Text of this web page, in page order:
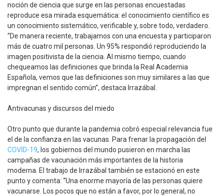
noción de ciencia que surge en las personas encuestadas
reproduce esa mirada esquemática: el conocimiento científico es
un conocimiento sistemático, verificable y, sobre todo, verdadero.
“De manera reciente, trabajamos con una encuesta y participaron
más de cuatro mil personas. Un 95% respondió reproduciendo la
imagen positivista de la ciencia. Al mismo tiempo, cuando
chequeamos las definiciones que brinda la Real Academia
Española, vemos que las definiciones son muy similares a las que
impregnan el sentido común”, destaca Irrazábal.
Antivacunas y discursos del miedo
Otro punto que durante la pandemia cobró especial relevancia fue
el de la confianza en las vacunas. Para frenar la propagación del
COVID-19, los gobiernos del mundo pusieron en marcha las
campañas de vacunación más importantes de la historia
moderna. El trabajo de Irrazábal también se estacionó en este
punto y comenta: “Una enorme mayoría de las personas quiere
vacunarse. Los pocos que no están a favor, por lo general, no